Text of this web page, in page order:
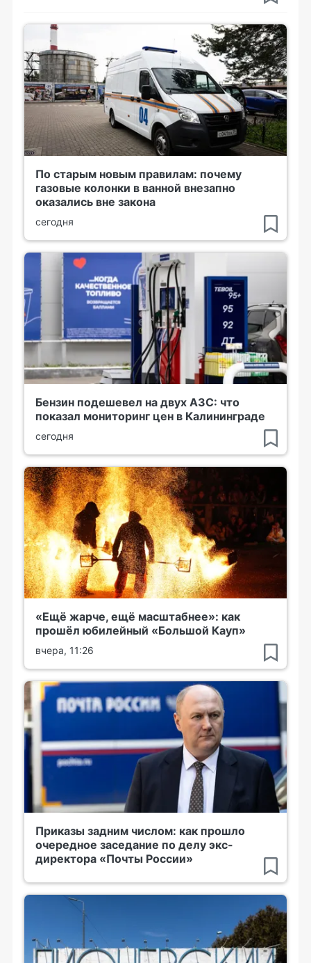
По старым новым правилам: почему
газовые колонки в ванной внезапно
оказались вне закона
сегодня
Бензин подешевел на двух АЗС: что
показал мониторинг цен в Калининграде
сегодня
«Ещё жарче, ещё масштабнее»: как
прошёл юбилейный «Большой Кауп»
вчера, 11:26
Приказы задним числом: как прошло
очередное заседание по делу экс-
директора «Почты России»